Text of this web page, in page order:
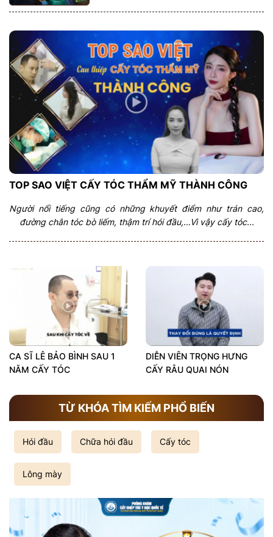
TOP SAO VIỆT CẤY TÓC THẨM MỸ THÀNH CÔNG
Người nổi tiếng cũng có những khuyết điểm như trán cao,
đường chân tóc bò liếm, thậm trí hói đầu,…Vì vậy cấy tóc...
CA SĨ LÊ BẢO BÌNH SAU 1
NĂM CẤY TÓC
DIỄN VIÊN TRỌNG HƯNG
CẤY RÂU QUAI NÓN
TỪ KHÓA TÌM KIẾM PHỔ BIẾN
Hói đầu Chữa hói đầu Cấy tóc
Lông mày